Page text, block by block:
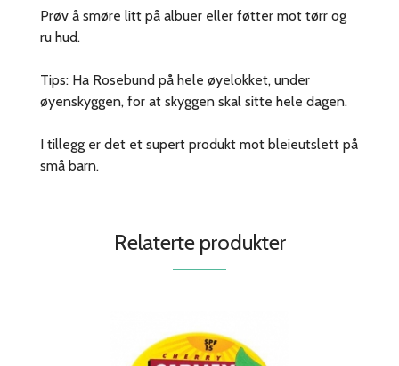
Prøv å smøre litt på albuer eller føtter mot tørr og
ru hud.
Tips: Ha Rosebund på hele øyelokket, under
øyenskyggen, for at skyggen skal sitte hele dagen.
I tillegg er det et supert produkt mot bleieutslett på
små barn.
Relaterte produkter